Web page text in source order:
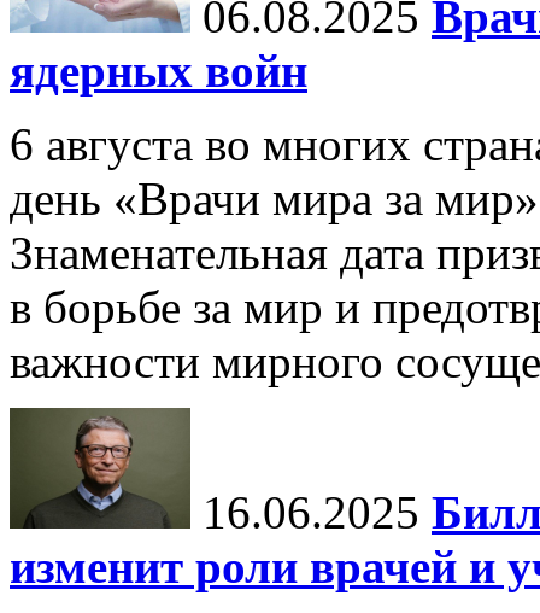
06.08.2025
ядерных войн
6 августа во многих
день «Врачи мира за
Знаменательная дата
в борьбе за мир и
важности мирного
16.06.2025
изменит роли врачей и